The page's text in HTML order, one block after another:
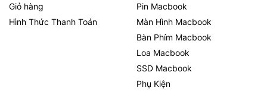
Thời gian làm việc: 8h30 - 19h00 ( Chủ Nhật làm việc từ
9h30 - 18h )
Giỏ hàng
Hình Thức Thanh Toán
Pin Macbook
Màn Hình Macbook
Bàn Phím Macbook
Loa Macbook
SSD Macbook
Phụ Kiện